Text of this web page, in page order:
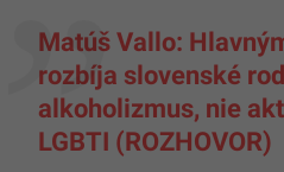
Matúš Vallo:
rozbíja slovenské
alkoholizmus, nie
LGBTI (ROZHOVOR)